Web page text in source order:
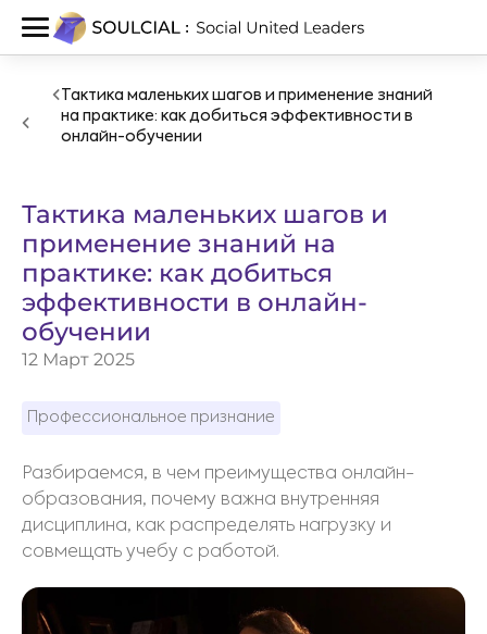
Тактика маленьких шагов и применение знаний
на практике: как добиться эффективности в
онлайн-обучении
Тактика маленьких шагов и
применение знаний на
практике: как добиться
эффективности в онлайн-
обучении
12 Март 2025
Профессиональное признание
Разбираемся, в чем преимущества онлайн-
образования, почему важна внутренняя
дисциплина, как распределять нагрузку и
совмещать учебу с работой.